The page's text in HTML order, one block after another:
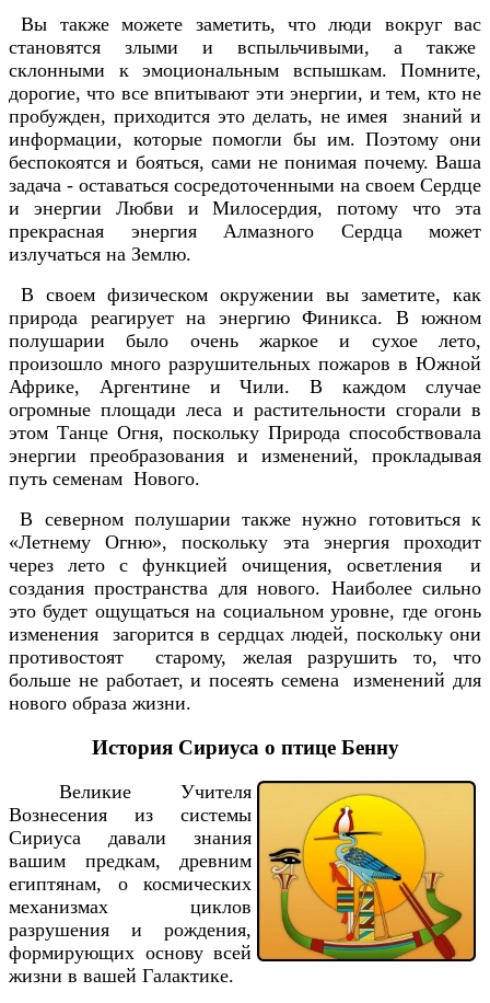
Вы также можете заметить, что люди вокруг вас
становятся злыми и вспыльчивыми, а также
склонными к эмоциональным вспышкам. Помните,
дорогие, что все впитывают эти энергии, и тем, кто не
пробужден, приходится это делать, не имея знаний и
информации, которые помогли бы им. Поэтому они
беспокоятся и бояться, сами не понимая почему. Ваша
задача - оставаться сосредоточенными на своем Сердце
и энергии Любви и Милосердия, потому что эта
прекрасная энергия Алмазного Сердца может
излучаться на Землю.
В своем физическом окружении вы заметите, как
природа реагирует на энергию Финикса. В южном
полушарии было очень жаркое и сухое лето,
произошло много разрушительных пожаров в Южной
Африке, Аргентине и Чили. В каждом случае
огромные площади леса и растительности сгорали в
этом Танце Огня, поскольку Природа способствовала
энергии преобразования и изменений, прокладывая
путь семенам Нового.
В северном полушарии также нужно готовиться к
«Летнему Огню», поскольку эта энергия проходит
через лето с функцией очищения, осветления и
создания пространства для нового. Наиболее сильно
это будет ощущаться на социальном уровне, где огонь
изменения загорится в сердцах людей, поскольку они
противостоят старому, желая разрушить то, что
больше не работает, и посеять семена изменений для
нового образа жизни.
История Сириуса о птице Бенну
Великие Учителя
Вознесения из системы
Сириуса давали знания
вашим предкам, древним
египтянам, о космических
механизмах циклов
разрушения и рождения,
формирующих основу всей
жизни в вашей Галактике.